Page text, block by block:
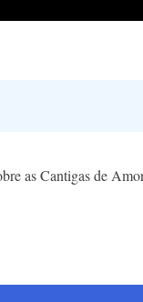
as Cantigas de